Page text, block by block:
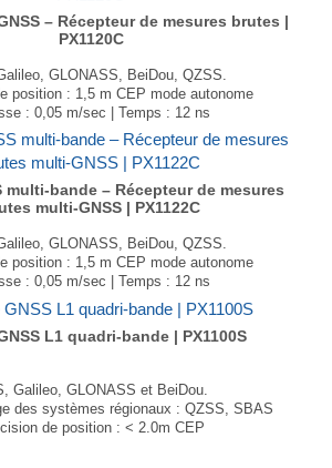
– Récepteur de mesures brutes |
PX1120C
GLONASS, BeiDou, QZSS.
position : 1,5 m CEP mode autonome
: 0,05 m/sec | Temps : 12 ns
: 16,0 × 12,2 × 2,9 mm
Poids : 1,7 g
multi-bande – Récepteur de mesures
multi-GNSS | PX1122C
GLONASS, BeiDou, QZSS.
position : 1,5 m CEP mode autonome
: 0,05 m/sec | Temps : 12 ns
: 16,0 × 12,2 × 2,9 mm
Poids : 1,7 g
L1 quadri-bande | PX1100S
Galileo, GLONASS et BeiDou.
des systèmes régionaux : QZSS, SBAS
de position : < 2.0m CEP